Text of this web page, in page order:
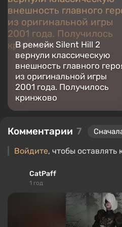
сувениры, включая фигурки,
многое другое. У меня есть
играю с начала 2000-х на PC и
В ремейк Silent Hill 2
вернули классическую
внешность главного
из оригинальной игры
2001 года. Получилось
кринжово
Комментарии 7
Войдите, чтобы
CatPaff
1 год